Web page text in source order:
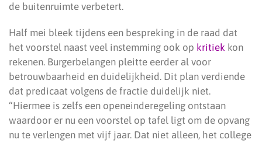
de buitenruimte verbetert.
Half mei bleek tijdens een bespreking in de raad dat
het voorstel naast veel instemming ook op kritiek kon
rekenen. Burgerbelangen pleitte eerder al voor
betrouwbaarheid en duidelijkheid. Dit plan verdiende
dat predicaat volgens de fractie duidelijk niet.
“Hiermee is zelfs een openeinderegeling ontstaan
waardoor er nu een voorstel op tafel ligt om de opvang
nu te verlengen met vijf jaar. Dat niet alleen, het college